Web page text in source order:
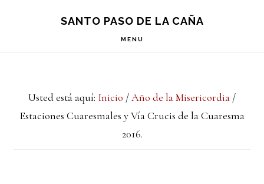
principal
lateral
principal
SANTO PASO DE LA CAÑA
MENU
Usted está aquí: Inicio /Año de la Misericordia /
Estaciones Cuaresmales y Vía Crucis de la Cuaresma
2016.